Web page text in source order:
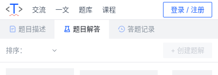
交流 一文 题库 课程 登录 / 注册
题目描述 题目解答 答题记录
排序： + 创建题解